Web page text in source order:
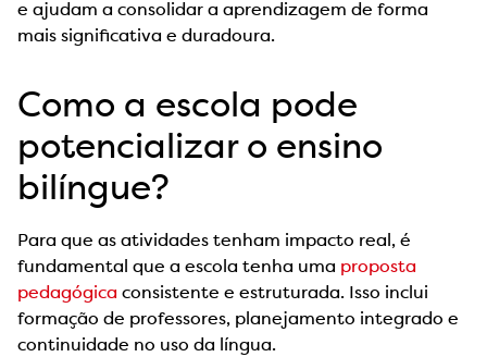
e ajudam a consolidar a aprendizagem de forma
mais significativa e duradoura.
Como a escola pode
potencializar o ensino
bilíngue?
Para que as atividades tenham impacto real, é
fundamental que a escola tenha uma proposta
pedagógica consistente e estruturada. Isso inclui
formação de professores, planejamento integrado e
continuidade no uso da língua.